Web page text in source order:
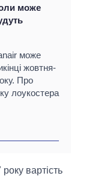
може
може
жовтня-
Про
лоукостера
вартість